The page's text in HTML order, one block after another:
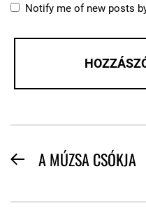
Notify me of new posts
BEJEGYZÉS
PreviousA MÚZSA CSÓKJA